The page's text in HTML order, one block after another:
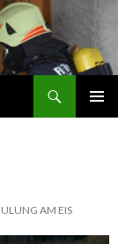
AM EIS